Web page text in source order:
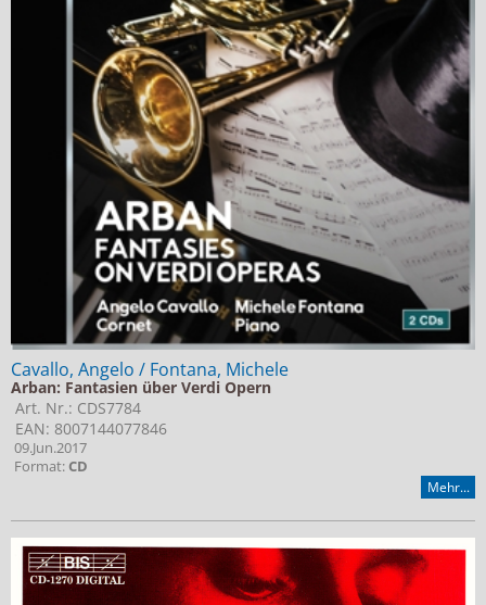
Cavallo, Angelo / Fontana, Michele
Arban: Fantasien über Verdi Opern
Art. Nr.: CDS7784
EAN: 8007144077846
09.Jun.2017
Format:CD
Mehr...